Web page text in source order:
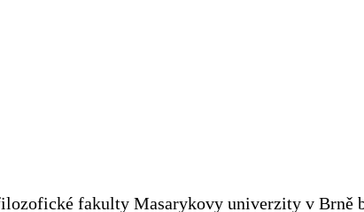
fakulty Masarykovy univerzity v